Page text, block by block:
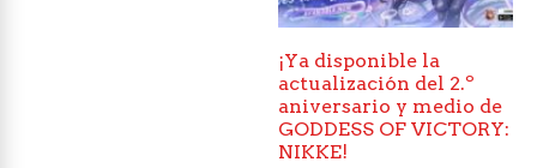
¡Ya disponible la
actualización del 2.º
aniversario y medio de
GODDESS OF VICTORY:
NIKKE!